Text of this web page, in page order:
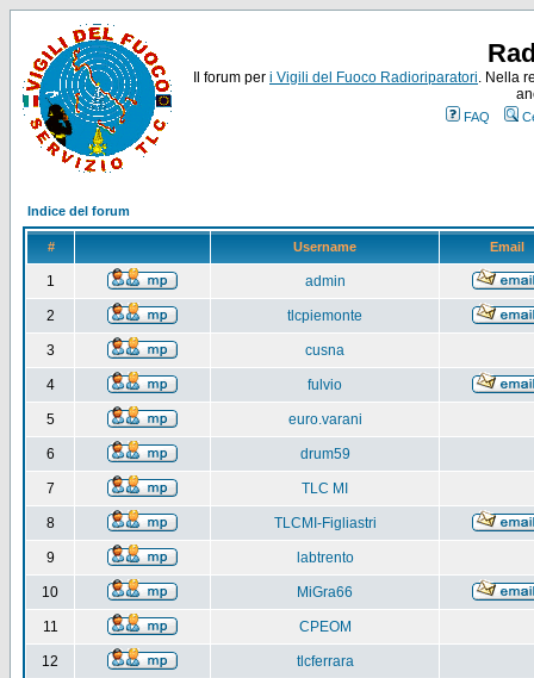
Il forum per i Vigili del Fuoco Radioriparatori. Nella
FAQ
Indice del forum
# Username Email
1 admin
2 tlcpiemonte
3 cusna
4 fulvio
5 euro.varani
6 drum59
7 TLC MI
8 TLCMI-Figliastri
9 labtrento
10 MiGra66
11 CPEOM
12 tlcferrara